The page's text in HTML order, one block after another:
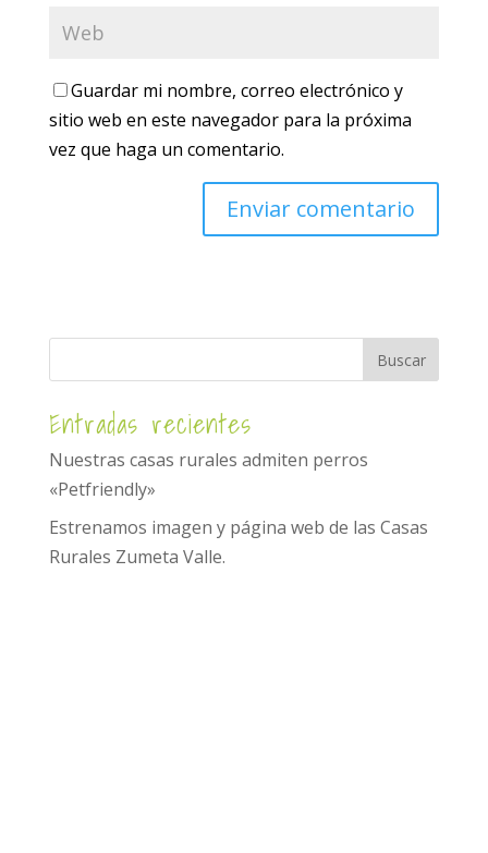
Guardar mi nombre, correo electrónico y
sitio web en este navegador para la próxima
vez que haga un comentario.
Entradas recientes
Nuestras casas rurales admiten perros
«Petfriendly»
Estrenamos imagen y página web de las Casas
Rurales Zumeta Valle.